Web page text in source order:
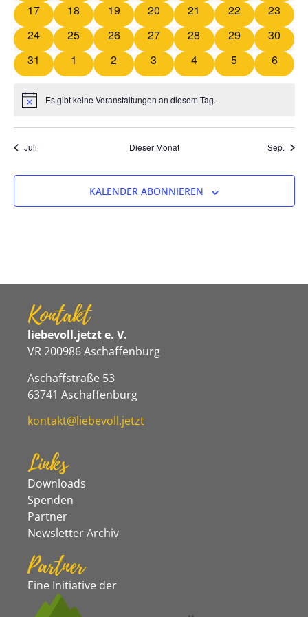
0 Veranstaltungen
17 0 Veranstaltungen
18 0 Veranstaltungen
19 0 Veranstaltungen
20 0 Veranstaltungen
21 0
22 0
23
0 Veranstaltungen
24 0 Veranstaltungen
25 0 Veranstaltungen
26 0 Veranstaltungen
27 0 Veranstaltungen
28 0
29 0
30
0 Veranstaltungen
31 0 Veranstaltungen
1 0 Veranstaltungen
2 0 Veranstaltungen
3 0 Veranstaltungen
4 0
5 0
6
HinweisEs gibt keine Veranstaltungen an diesem Tag.
Juli Dieser Monat Sep.
KALENDER ABONNIEREN
Kontakt
liebevoll.jetzt e. V.
VR 200986 Aschaffenburg
Aschaffstraße 53
63741 Aschaffenburg
kontakt@liebevoll.jetzt
Links
Downloads
Spenden
Partner
Newsletter Archiv
Partner
Eine Initiative der